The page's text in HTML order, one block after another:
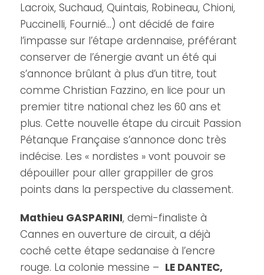
Lacroix, Suchaud, Quintais, Robineau, Chioni,
Puccinelli, Fournié…) ont décidé de faire
l’impasse sur l’étape ardennaise, préférant
conserver de l’énergie avant un été qui
s’annonce brûlant à plus d’un titre, tout
comme Christian Fazzino, en lice pour un
premier titre national chez les 60 ans et
plus. Cette nouvelle étape du circuit Passion
Pétanque Française s’annonce donc très
indécise. Les « nordistes » vont pouvoir se
dépouiller pour aller grappiller de gros
points dans la perspective du classement.
Mathieu GASPARINI, demi-finaliste à
Cannes en ouverture de circuit, a déjà
coché cette étape sedanaise à l’encre
rouge. La colonie messine – LE DANTEC,